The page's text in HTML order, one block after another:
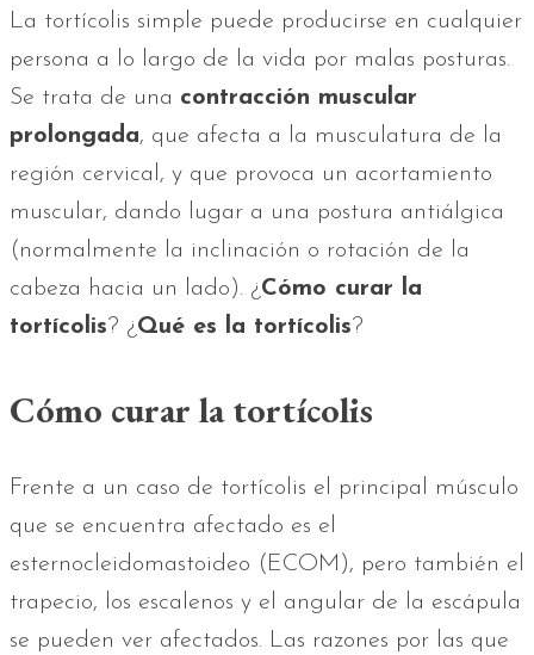
La tortícolis simple puede producirse en cualquier
persona a lo largo de la vida por malas posturas.
Se trata de una contracción muscular
prolongada, que afecta a la musculatura de la
región cervical, y que provoca un acortamiento
muscular, dando lugar a una postura antiálgica
(normalmente la inclinación o rotación de la
cabeza hacia un lado). ¿ Cómo curar la
tortícolis? ¿ Qué es la tortícolis?
Cómo curar la tortícolis
Frente a un caso de tortícolis el principal músculo
que se encuentra afectado es el
esternocleidomastoideo (ECOM), pero también el
trapecio, los escalenos y el angular de la escápula
se pueden ver afectados. Las razones por las que